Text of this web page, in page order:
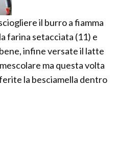
il burro a fiamma
farina setacciata (11) e
infine versate il latte
ma questa volta
la besciamella dentro